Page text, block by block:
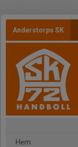
Anderstorps SK
Hem